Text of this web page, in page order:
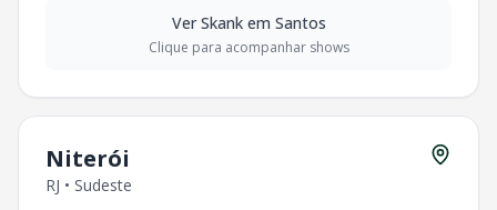
VerSkankem Santos
Clique para acompanhar shows
Niterói
RJ • Sudeste